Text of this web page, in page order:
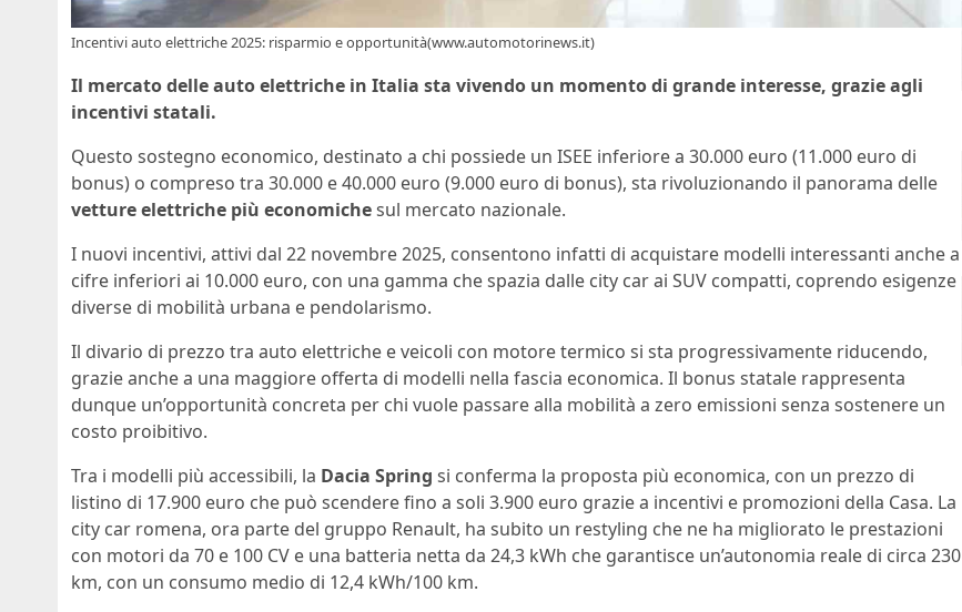
Incentivi auto elettriche 2025: risparmio e opportunità(www.automotorinews.it)
Il mercato delle auto elettriche in Italia sta vivendo un momento di grande interesse, grazie agli
incentivi statali.
Questo sostegno economico, destinato a chi possiede un ISEE inferiore a 30.000 euro (11.000 euro di
bonus) o compreso tra 30.000 e 40.000 euro (9.000 euro di bonus), sta rivoluzionando il panorama delle
vetture elettriche più economichesul mercato nazionale.
I nuovi incentivi, attivi dal 22 novembre 2025, consentono infatti di acquistare modelli interessanti anche a
cifre inferiori ai 10.000 euro, con una gamma che spazia dalle city car ai SUV compatti, coprendo esigenze
diverse di mobilità urbana e pendolarismo.
Il divario di prezzo tra auto elettriche e veicoli con motore termico si sta progressivamente riducendo,
grazie anche a una maggiore offerta di modelli nella fascia economica. Il bonus statale rappresenta
dunque un’opportunità concreta per chi vuole passare alla mobilità a zero emissioni senza sostenere un
costo proibitivo.
Tra i modelli più accessibili, la Dacia Spring si conferma la proposta più economica, con un prezzo di
listino di 17.900 euro che può scendere fino a soli 3.900 euro grazie a incentivi e promozioni della Casa. La
city car romena, ora parte del gruppo Renault, ha subito un restyling che ne ha migliorato le prestazioni
con motori da 70 e 100 CV e una batteria netta da 24,3 kWh che garantisce un’autonomia reale di circa 230
km, con un consumo medio di 12,4 kWh/100 km.